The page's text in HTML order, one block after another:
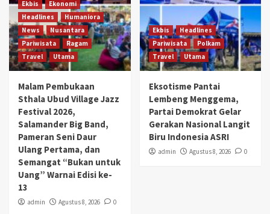
Ekbis
Ekonomi
Headlines
Humaniora
News
Nusantara
Pariwisata
Ragam
Travel
Utama
Malam Pembukaan
Sthala Ubud Village Jazz
Festival 2026,
Salamander Big Band,
Pameran Seni Daur
Ulang Pertama, dan
Semangat “Bukan untuk
Uang” Warnai Edisi ke-
13
admin Agustus 8, 2026 0
Ekbis
Headlines
Pariwisata
Polkam
Travel
Utama
Eksotisme Pantai
Lembeng Menggema,
Partai Demokrat Gelar
Gerakan Nasional Langit
Biru Indonesia ASRI
admin Agustus 8, 2026 0